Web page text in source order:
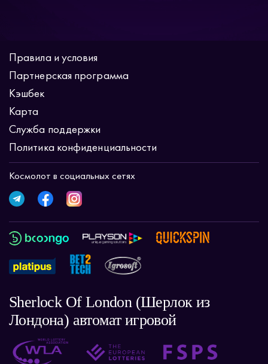
Правила и условия
Партнерская программа
Кэшбек
Карта
Служба поддержки
Политика конфиденциальности
Космолот в социальных сетях
Sherlock Of London (Шерлок из
Лондона) автомат игровой